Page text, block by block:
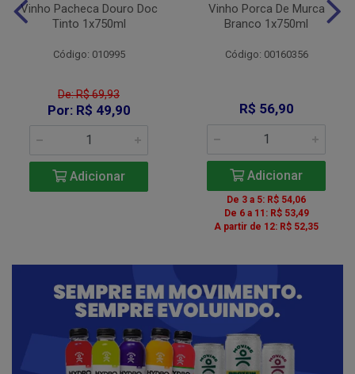
Vinho Pacheca Douro Doc
Tinto 1x750ml
Código: 010995
De: R$ 69,93
Por: R$ 49,90
Adicionar
Vinho Porca De Murca
Branco 1x750ml
Código: 00160356
R$ 56,90
Adicionar
De 3 a 5: R$ 54,06
De 6 a 11: R$ 53,49
A partir de 12: R$ 52,35